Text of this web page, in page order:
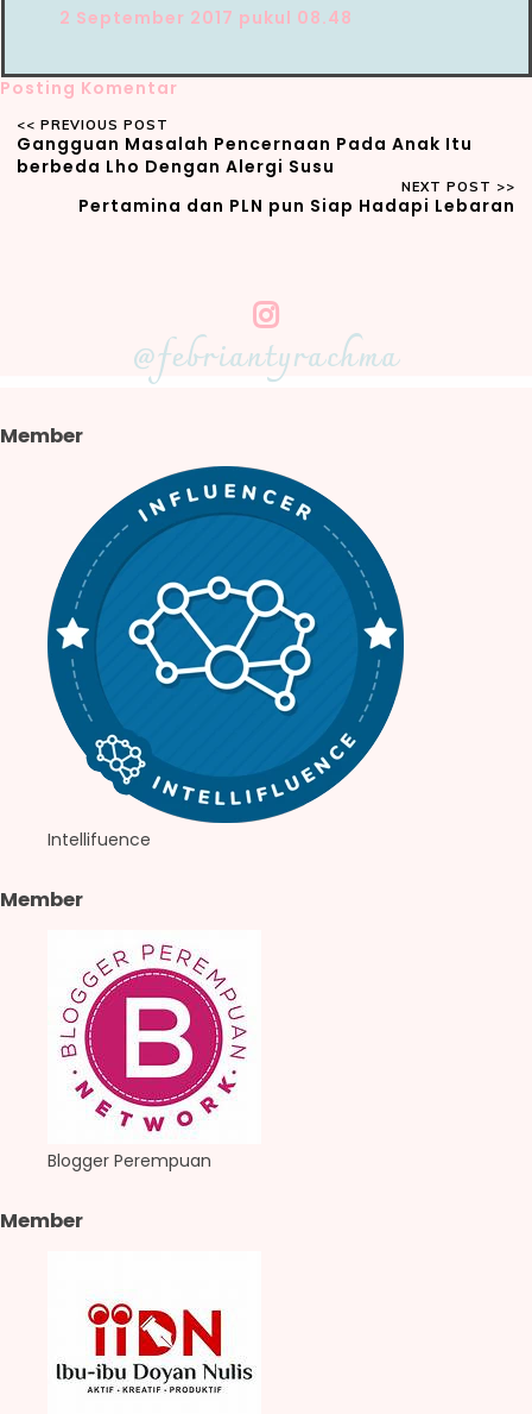
2 September 2017 pukul 08.48
Posting Komentar
Gangguan Masalah Pencernaan Pada Anak Itu
berbeda Lho Dengan Alergi Susu
Pertamina dan PLN pun Siap Hadapi Lebaran
@febriantyrachma
Member
Intellifuence
Member
Blogger Perempuan
Member